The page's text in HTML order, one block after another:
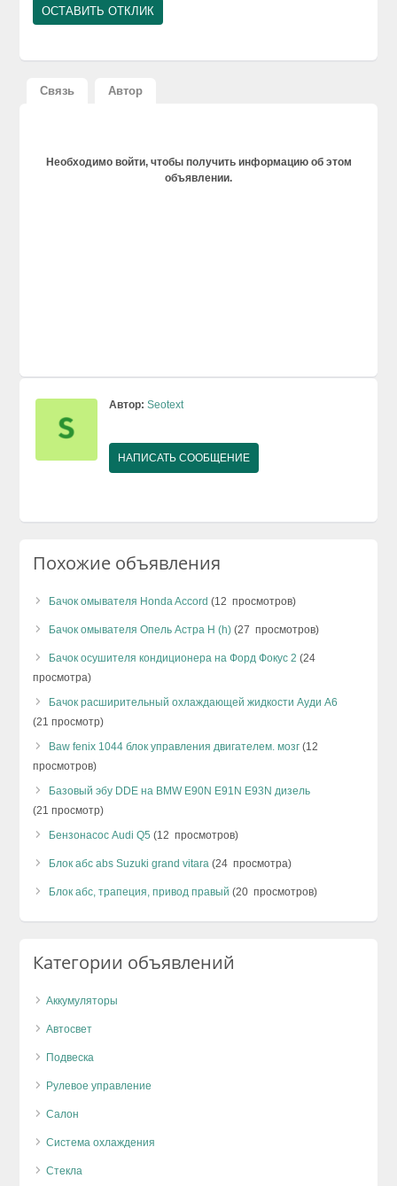
Связь Автор
Необходимо войти, чтобы получить информацию об этом
объявлении.
Автор: Seotext
НАПИСАТЬ СООБЩЕНИЕ
Похожие объявления
Бачок омывателя Honda Accord (12 просмотров)
Бачок омывателя Опель Астра Н (h) (27 просмотров)
Бачок осушителя кондиционера на Форд Фокус 2 (24
просмотра)
Бачок расширительный охлаждающей жидкости Ауди А6
(21 просмотр)
Baw fenix 1044 блок управления двигателем. мозг (12
просмотров)
Базовый эбу DDE на BMW E90N E91N E93N дизель
(21 просмотр)
Бензонасос Audi Q5 (12 просмотров)
Блок абс abs Suzuki grand vitara (24 просмотра)
Блок абс, трапеция, привод правый (20 просмотров)
Категории объявлений
Аккумуляторы
Автосвет
Подвеска
Рулевое управление
Салон
Система охлаждения
Стекла